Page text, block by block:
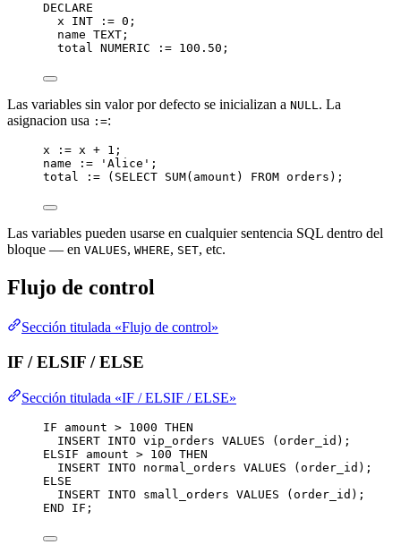
DECLARE
x INT : = 0 ;
name TEXT ;
total NUMERIC : = 100 . 50 ;
Las variables sin valor por defecto se inicializan a NULL. La
asignacion usa :=:
x : = x + 1 ;
name : = ' Alice ' ;
total : = ( SELECT SUM(amount) FROM orders);
Las variables pueden usarse en cualquier sentencia SQL dentro del
bloque — en VALUES, WHERE, SET, etc.
Flujo de control
Sección titulada «Flujo de control»
IF / ELSIF / ELSE
Sección titulada «IF / ELSIF / ELSE»
IF amount > 1000 THEN
INSERT INTO vip_orders VALUES (order_id);
ELSIF amount > 100 THEN
INSERT INTO normal_orders VALUES (order_id);
ELSE
INSERT INTO small_orders VALUES (order_id);
END
IF ;